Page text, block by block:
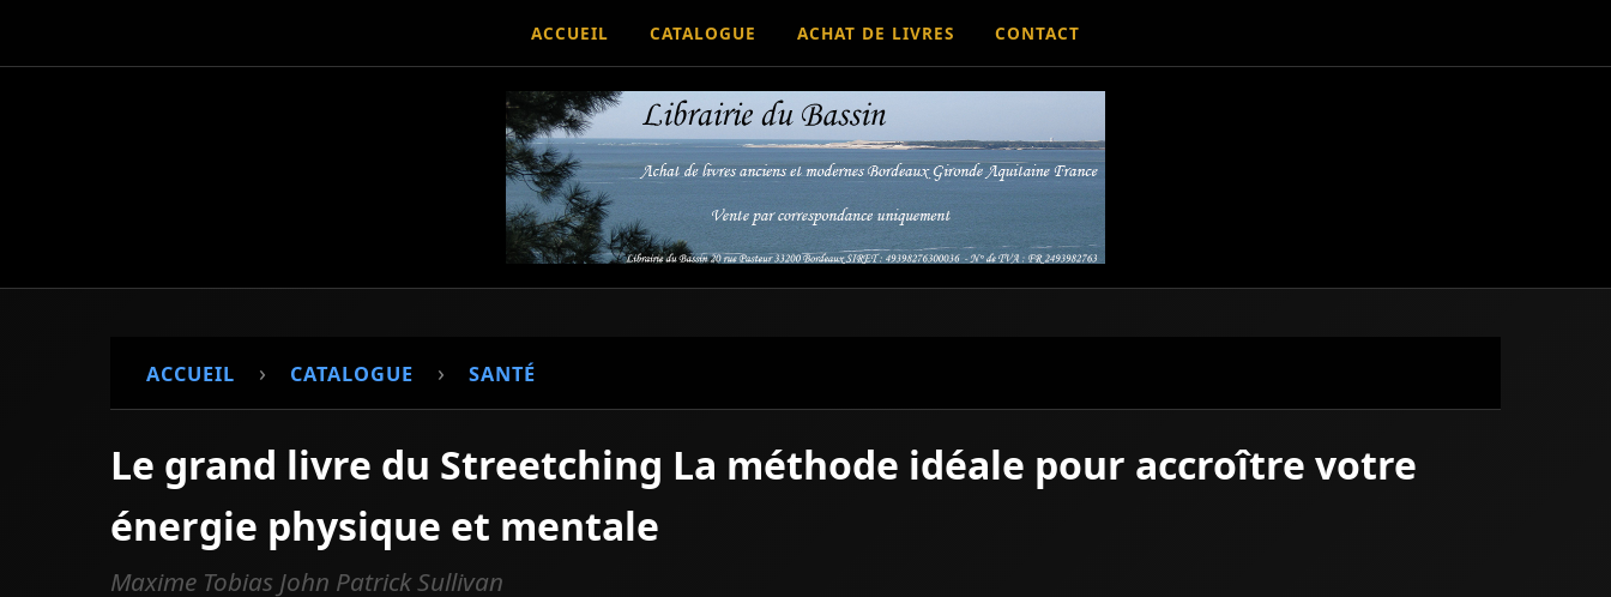
ACCUEIL CATALOGUE ACHAT DE LIVRES CONTACT
ACCUEIL › CATALOGUE › SANTÉ
Le grand livre du Streetching La méthode idéale pour accroître votre
énergie physique et mentale
Maxime Tobias John Patrick Sullivan